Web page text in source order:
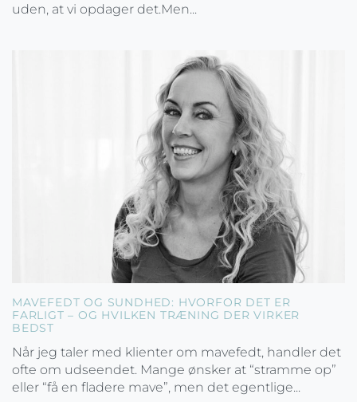
uden, at vi opdager det.Men...
MAVEFEDT OG SUNDHED: HVORFOR DET ER
FARLIGT – OG HVILKEN TRÆNING DER VIRKER
BEDST
Når jeg taler med klienter om mavefedt, handler det
ofte om udseendet. Mange ønsker at “stramme op”
eller “få en fladere mave”, men det egentlige...